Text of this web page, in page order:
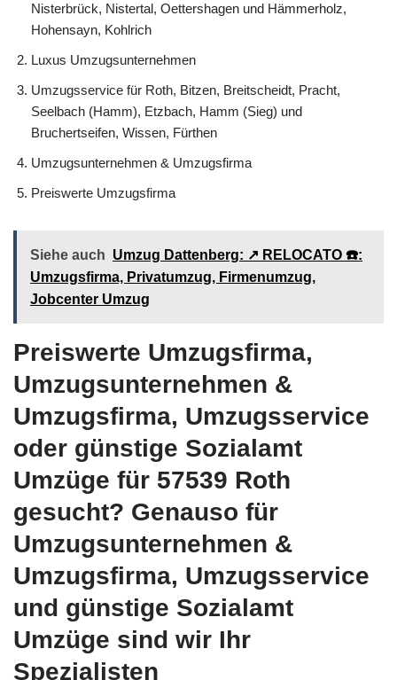
Nisterbrück, Nistertal, Oettershagen und Hämmerholz,
Hohensayn, Kohlrich
Luxus Umzugsunternehmen
Umzugsservice für Roth, Bitzen, Breitscheidt, Pracht,
Seelbach (Hamm), Etzbach, Hamm (Sieg) und
Bruchertseifen, Wissen, Fürthen
Umzugsunternehmen & Umzugsfirma
Preiswerte Umzugsfirma
Siehe auch Umzug Dattenberg: ↗️ RELOCATO ☎️:
Umzugsfirma, Privatumzug, Firmenumzug,
Jobcenter Umzug
Preiswerte Umzugsfirma,
Umzugsunternehmen &
Umzugsfirma, Umzugsservice
oder günstige Sozialamt
Umzüge für 57539 Roth
gesucht? Genauso für
Umzugsunternehmen &
Umzugsfirma, Umzugsservice
und günstige Sozialamt
Umzüge sind wir Ihr
Spezialisten